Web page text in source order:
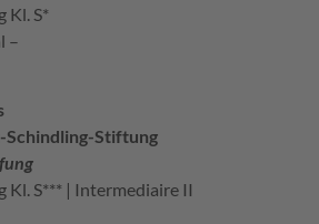
Kl. S*
–
Schindling-Stiftung
Kl. S*** | Intermediaire II